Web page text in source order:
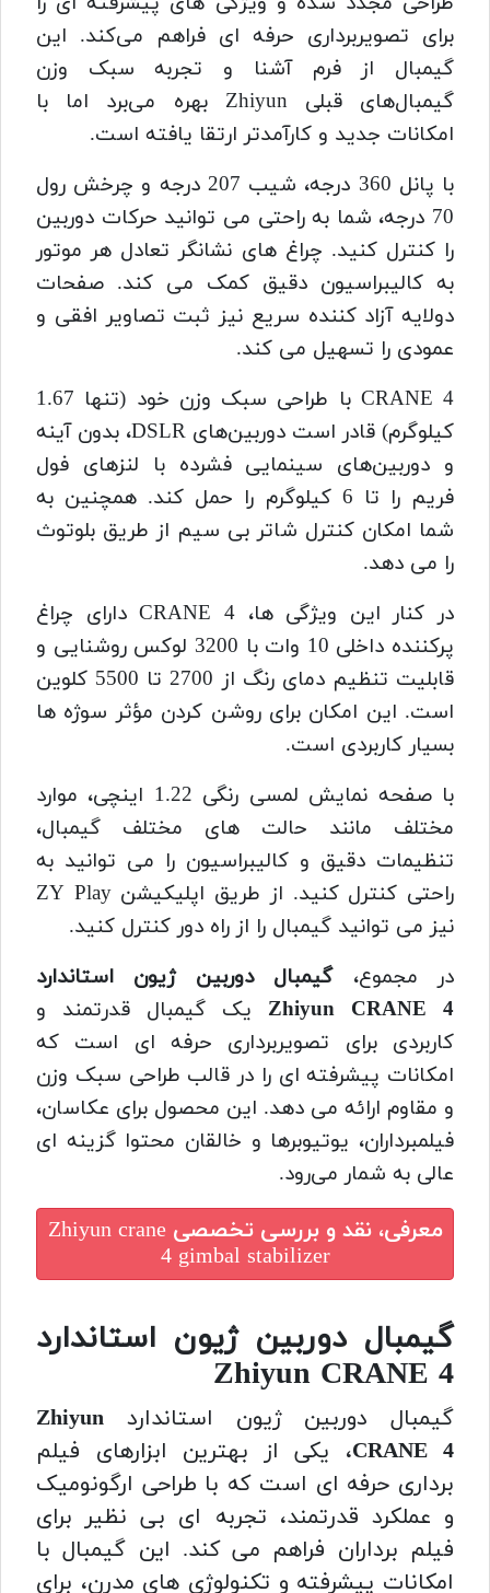
برای تصویربرداری حرفه ای فراهم می‌کند. این
گیمبال از فرم آشنا و تجربه سبک وزن
گیمبال‌های قبلی Zhiyun بهره می‌برد اما با
امکانات جدید و کارآمدتر ارتقا یافته است.
با پانل 360 درجه، شیب 207 درجه و چرخش رول
70 درجه، شما به راحتی می توانید حرکات دوربین
را کنترل کنید. چراغ های نشانگر تعادل هر موتور
به کالیبراسیون دقیق کمک می کند. صفحات
دولایه آزاد کننده سریع نیز ثبت تصاویر افقی و
عمودی را تسهیل می کند.
CRANE 4 با طراحی سبک وزن خود (تنها 1.67
کیلوگرم) قادر است دوربین‌های DSLR، بدون آینه
و دوربین‌های سینمایی فشرده با لنزهای فول
فریم را تا 6 کیلوگرم را حمل کند. همچنین به
شما امکان کنترل شاتر بی سیم از طریق بلوتوث
را می دهد.
در کنار این ویژگی ها، CRANE 4 دارای چراغ
پرکننده داخلی 10 وات با 3200 لوکس روشنایی و
قابلیت تنظیم دمای رنگ از 2700 تا 5500 کلوین
است. این امکان برای روشن کردن مؤثر سوژه ها
بسیار کاربردی است.
با صفحه نمایش لمسی رنگی 1.22 اینچی، موارد
مختلف مانند حالت های مختلف گیمبال،
تنظیمات دقیق و کالیبراسیون را می توانید به
راحتی کنترل کنید. از طریق اپلیکیشن ZY Play
نیز می توانید گیمبال را از راه دور کنترل کنید.
در مجموع،گیمبال دوربین ژیون استاندارد
Zhiyun CRANE 4 یک گیمبال قدرتمند و
کاربردی برای تصویربرداری حرفه ای است که
امکانات پیشرفته ای را در قالب طراحی سبک وزن
و مقاوم ارائه می دهد. این محصول برای عکاسان،
فیلمبرداران، یوتیوبرها و خالقان محتوا گزینه ای
عالی به شمار می‌رود.
معرفی، نقد و بررسی تخصصیZhiyun crane
4 gimbal stabilizer
گیمبال دوربین ژیون استاندارد
Zhiyun CRANE 4
گیمبال دوربین ژیون استاندارد Zhiyun
CRANE 4، یکی از بهترین ابزارهای فیلم
برداری حرفه ای است که با طراحی ارگونومیک
و عملکرد قدرتمند، تجربه ای بی نظیر برای
فیلم برداران فراهم می کند. این گیمبال با
امکانات پیشرفته و تکنولوژی های مدرن، برای